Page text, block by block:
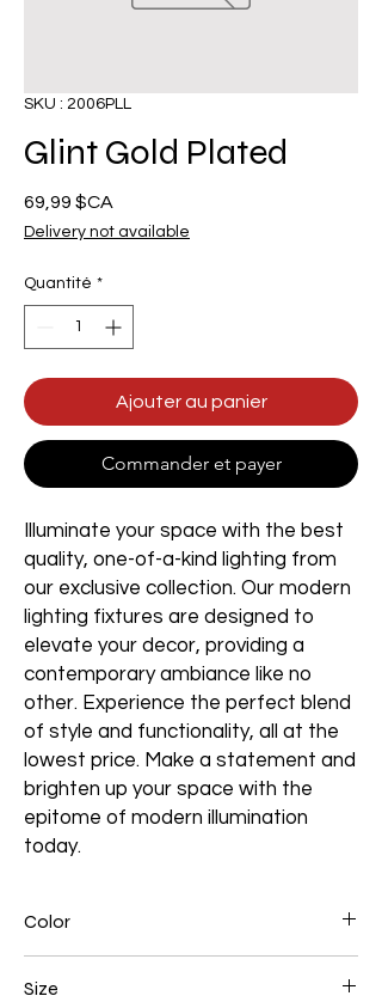
SKU : 2006PLL
Glint Gold Plated
69,99 $CA
Delivery not available
Quantité *
Ajouter au panier
Commander et payer
Illuminate your space with the best
quality, one-of-a-kind lighting from
our exclusive collection. Our modern
lighting fixtures are designed to
elevate your decor, providing a
contemporary ambiance like no
other. Experience the perfect blend
of style and functionality, all at the
lowest price. Make a statement and
brighten up your space with the
epitome of modern illumination
today.
Color
Size